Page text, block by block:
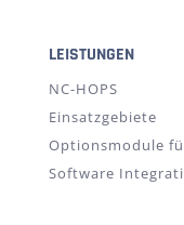
LEISTUNGEN
NC-HOPS
Einsatzgebiete
Optionsmodule
Software